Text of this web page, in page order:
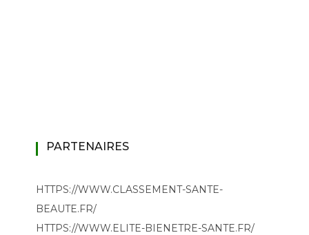
PARTENAIRES
HTTPS://WWW.CLASSEMENT-SANTE-
BEAUTE.FR/
HTTPS://WWW.ELITE-BIENETRE-SANTE.FR/